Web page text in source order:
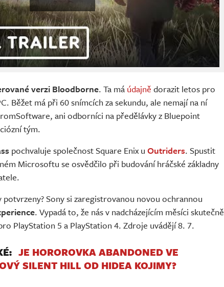
verzi Bloodborne. Ta má údajně dorazit letos pro
Běžet má při 60 snímcích za sekundu, ale nemají na ní
ani odborníci na předělávky z Bluepoint
tým.
pochvaluje společnost Square Enix u Outriders. Spustit
Microsoftu se osvědčilo při budování hráčské základny
potvrzeny? Sony si zaregistrovanou novou ochrannou
. Vypadá to, že nás v nadcházejícím měsíci skutečně
PlayStation 5 a PlayStation 4. Zdroje uvádějí 8. 7.
JE HOROROVKA ABANDONED VE
SILENT HILL OD HIDEA KOJIMY?